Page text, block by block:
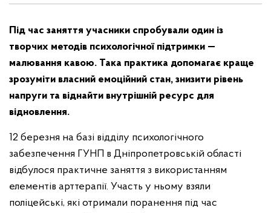
Під час заняття учасники спробували один із
творчих методів психологічної підтримки —
малювання кавою. Така практика допомагає краще
зрозуміти власний емоційний стан, знизити рівень
напруги та віднайти внутрішній ресурс для
відновлення.
12 березня на базі відділу психологічного
забезпечення ГУНП в Дніпропетровській області
відбулося практичне заняття з використанням
елементів арттерапії. Участь у ньому взяли
поліцейські, які отримали поранення під час